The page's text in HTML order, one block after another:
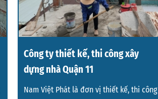
Công ty thiết kế, thi công xây
dựng nhà Quận 11
Nam Việt Phát là đơn vị thiết kế, thi công